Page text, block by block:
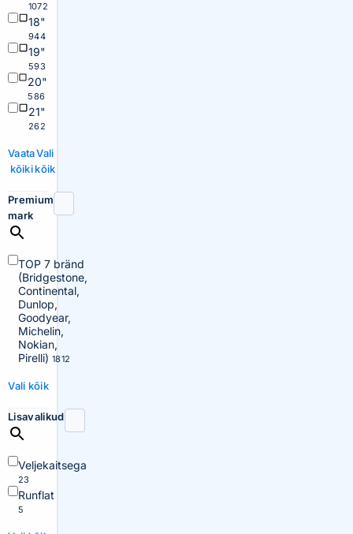
1072
18"
944
19"
593
20"
586
21"
262
Vaata
kõiki
Vali
kõik
Premium
mark
TOP 7 bränd
(Bridgestone,
Continental,
Dunlop,
Goodyear,
Michelin,
Nokian,
Pirelli) 1812
Vali kõik
Lisavalikud
Veljekaitsega
23
Runflat
5